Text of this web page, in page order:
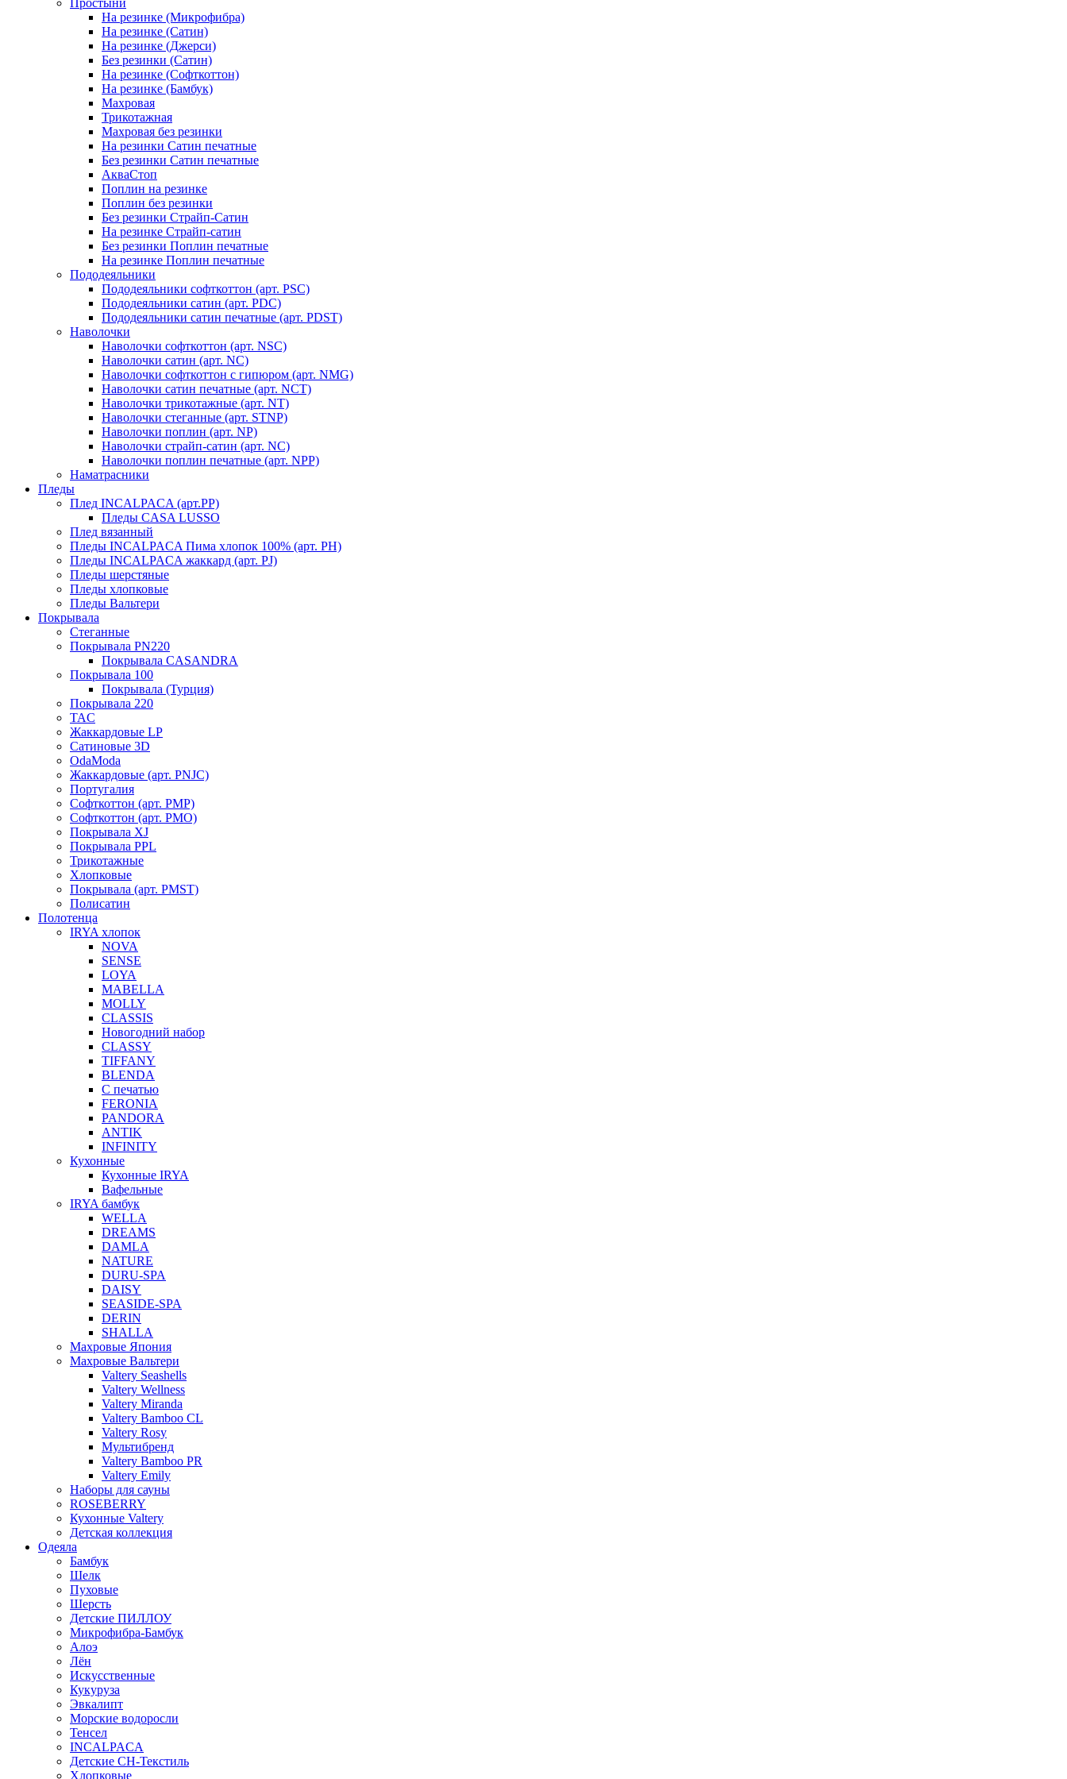
Простыни
На резинке (Микрофибра)
На резинке (Сатин)
На резинке (Джерси)
Без резинки (Сатин)
На резинке (Софткоттон)
На резинке (Бамбук)
Махровая
Трикотажная
Махровая без резинки
На резинки Сатин печатные
Без резинки Сатин печатные
АкваСтоп
Поплин на резинке
Поплин без резинки
Без резинки Страйп-Сатин
На резинке Страйп-сатин
Без резинки Поплин печатные
На резинке Поплин печатные
Пододеяльники
Пододеяльники софткоттон (арт. PSC)
Пододеяльники сатин (арт. PDC)
Пододеяльники сатин печатные (арт. PDST)
Наволочки
Наволочки софткоттон (арт. NSC)
Наволочки сатин (арт. NC)
Наволочки софткоттон с гипюром (арт. NMG)
Наволочки сатин печатные (арт. NCT)
Наволочки трикотажные (арт. NT)
Наволочки стеганные (арт. STNP)
Наволочки поплин (арт. NP)
Наволочки страйп-сатин (арт. NC)
Наволочки поплин печатные (арт. NPP)
Наматрасники
Пледы
Плед INCALPACA (арт.PP)
Пледы CASA LUSSO
Плед вязанный
Пледы INCALPACA Пима хлопок 100% (арт. PH)
Пледы INCALPACA жаккард (арт. PJ)
Пледы шерстяные
Пледы хлопковые
Пледы Вальтери
Покрывала
Стеганные
Покрывала PN220
Покрывала CASANDRA
Покрывала 100
Покрывала (Турция)
Покрывала 220
TAC
Жаккардовые LP
Сатиновые 3D
OdaModa
Жаккардовые (арт. PNJC)
Португалия
Софткоттон (арт. PMP)
Софткоттон (арт. PMO)
Покрывала XJ
Покрывала PPL
Трикотажные
Хлопковые
Покрывала (арт. PMST)
Полисатин
Полотенца
IRYA хлопок
NOVA
SENSE
LOYA
MABELLA
MOLLY
CLASSIS
Новогодний набор
CLASSY
TIFFANY
BLENDA
С печатью
FERONIA
PANDORA
ANTIK
INFINITY
Кухонные
Кухонные IRYA
Вафельные
IRYA бамбук
WELLA
DREAMS
DAMLA
NATURE
DURU-SPA
DAISY
SEASIDE-SPA
DERIN
SHALLA
Махровые Япония
Махровые Вальтери
Valtery Seashells
Valtery Wellness
Valtery Miranda
Valtery Bamboo CL
Valtery Rosy
Мультибренд
Valtery Bamboo PR
Valtery Emily
Наборы для сауны
ROSEBERRY
Кухонные Valtery
Детская коллекция
Одеяла
Бамбук
Шелк
Пуховые
Шерсть
Детские ПИЛЛОУ
Микрофибра-Бамбук
Алоэ
Лён
Искусственные
Кукуруза
Эвкалипт
Морские водоросли
Тенсел
INCALPACA
Детские СН-Текстиль
Хлопковые